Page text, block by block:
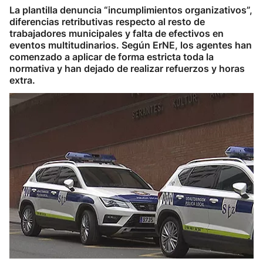
La plantilla denuncia “incumplimientos organizativos”,
diferencias retributivas respecto al resto de
trabajadores municipales y falta de efectivos en
eventos multitudinarios. Según ErNE, los agentes han
comenzado a aplicar de forma estricta toda la
normativa y han dejado de realizar refuerzos y horas
extra.